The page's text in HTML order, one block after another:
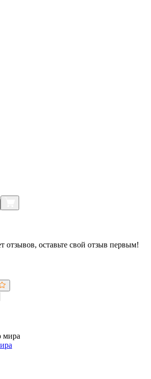
отзывов, оставьте свой отзыв первым!